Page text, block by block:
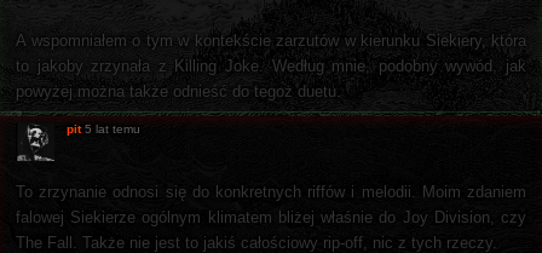
A wspomniałem o tym w kontekście zarzutów w kierunku Siekiery, która
to jakoby zrzynała z Killing Joke. Według mnie, podobny wywód, jak
powyżej można także odnieść do tegoż duetu.
pit 5 lat temu
To zrzynanie odnosi się do konkretnych riffów i melodii. Moim zdaniem
falowej Siekierze ogólnym klimatem bliżej właśnie do Joy Division, czy
The Fall. Także nie jest to jakiś całościowy rip-off, nic z tych rzeczy.